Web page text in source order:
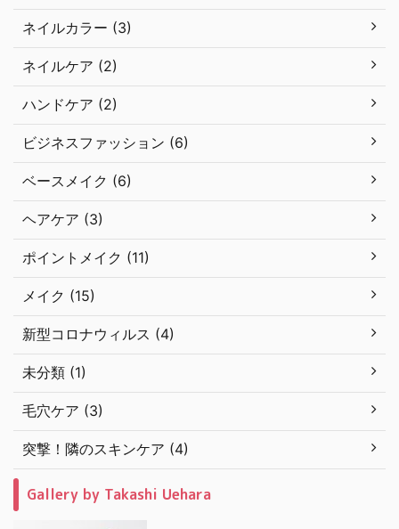
ネイルカラー (3)
ネイルケア (2)
ハンドケア (2)
ビジネスファッション (6)
ベースメイク (6)
ヘアケア (3)
ポイントメイク (11)
メイク (15)
新型コロナウィルス (4)
未分類 (1)
毛穴ケア (3)
突撃！隣のスキンケア (4)
Gallery by Takashi Uehara